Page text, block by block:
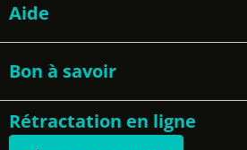
Aide
Bon à savoir
Rétractation en ligne